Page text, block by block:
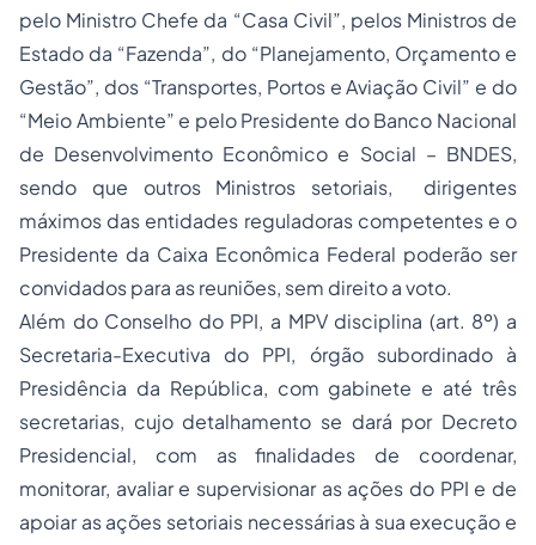
pelo Ministro Chefe da “Casa Civil”, pelos Ministros de
Estado da “Fazenda”, do “Planejamento, Orçamento e
Gestão”, dos “Transportes, Portos e Aviação Civil” e do
“Meio Ambiente” e pelo Presidente do Banco Nacional
de Desenvolvimento Econômico e Social – BNDES,
sendo que outros Ministros setoriais, dirigentes
máximos das entidades reguladoras competentes e o
Presidente da Caixa Econômica Federal poderão ser
convidados para as reuniões, sem direito a voto.
Além do Conselho do PPI, a MPV disciplina (art. 8º) a
Secretaria-Executiva do PPI, órgão subordinado à
Presidência da República, com gabinete e até três
secretarias, cujo detalhamento se dará por Decreto
Presidencial, com as finalidades de coordenar,
monitorar, avaliar e supervisionar as ações do PPI e de
apoiar as ações setoriais necessárias à sua execução e